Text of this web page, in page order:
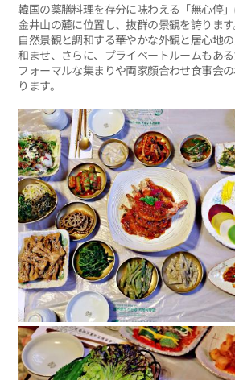
韓国の薬膳料理を存分に味わえる「無心停」
金井山の麓に位置し、抜群の景観を誇ります
自然景観と調和する華やかな外観と居心地
和ませ、さらに、プライベートルームもある
フォーマルな集まりや両家顔合わせ食事会
ります。